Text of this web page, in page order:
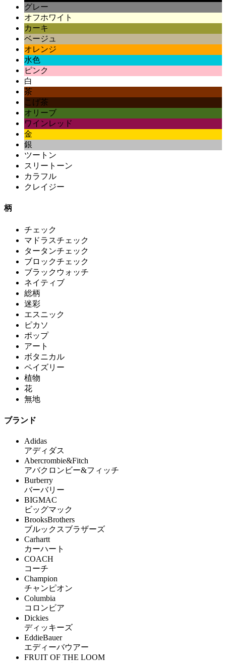
グレー
オフホワイト
カーキ
ベージュ
オレンジ
水色
ピンク
白
茶
こげ茶
オリーブ
ワインレッド
金
銀
ツートン
スリートーン
カラフル
クレイジー
柄
チェック
マドラスチェック
タータンチェック
ブロックチェック
ブラックウォッチ
ネイティブ
総柄
迷彩
エスニック
ピカソ
ポップ
アート
ボタニカル
ペイズリー
植物
花
無地
ブランド
Adidas
アディダス
Abercrombie&Fitch
アバクロンビー&フィッチ
Burberry
バーバリー
BIGMAC
ビッグマック
BrooksBrothers
ブルックスブラザーズ
Carhartt
カーハート
COACH
コーチ
Champion
チャンピオン
Columbia
コロンビア
Dickies
ディッキーズ
EddieBauer
エディーバウアー
FRUIT OF THE LOOM